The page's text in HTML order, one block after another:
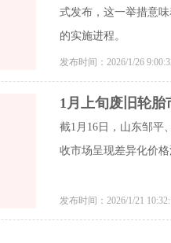
式发布，这一举措意
的实施进程。
发布时间：2026/1/26
1月上旬废旧轮
截1月16日，山东邹平
收市场呈现差异化价
发布时间：2026/1/21